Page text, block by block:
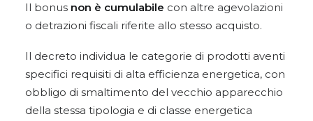
Il bonus non è cumulabile con altre agevolazioni
o detrazioni fiscali riferite allo stesso acquisto.
Il decreto individua le categorie di prodotti aventi
specifici requisiti di alta efficienza energetica, con
obbligo di smaltimento del vecchio apparecchio
della stessa tipologia e di classe energetica